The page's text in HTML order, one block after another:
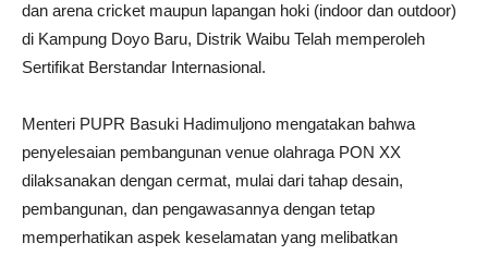
dan arena cricket maupun lapangan hoki (indoor dan outdoor)
di Kampung Doyo Baru, Distrik Waibu Telah memperoleh
Sertifikat Berstandar Internasional.
Menteri PUPR Basuki Hadimuljono mengatakan bahwa
penyelesaian pembangunan venue olahraga PON XX
dilaksanakan dengan cermat, mulai dari tahap desain,
pembangunan, dan pengawasannya dengan tetap
memperhatikan aspek keselamatan yang melibatkan